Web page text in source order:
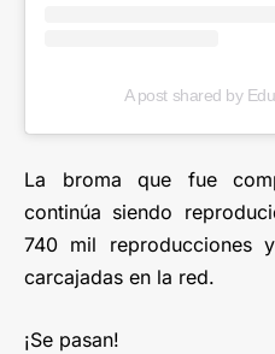
A post shared by
La broma que fue
continúa siendo
740 mil reproducciones
carcajadas en la red.
¡Se pasan!